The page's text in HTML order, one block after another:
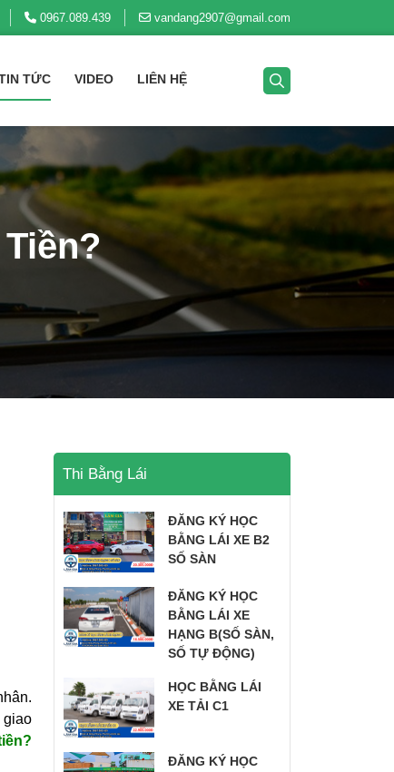
0967.089.439 vandang2907@gmail.com
TỨC VIDEO LIÊN HỆ
giao
Thi Bằng Lái
ĐĂNG KÝ HỌC
BẰNG LÁI XE B2
SỐ SÀN
ĐĂNG KÝ HỌC
BẰNG LÁI XE
HẠNG B(SỐ SÀN,
SỐ TỰ ĐỘNG)
HỌC BẰNG LÁI
XE TẢI C1
ĐĂNG KÝ HỌC